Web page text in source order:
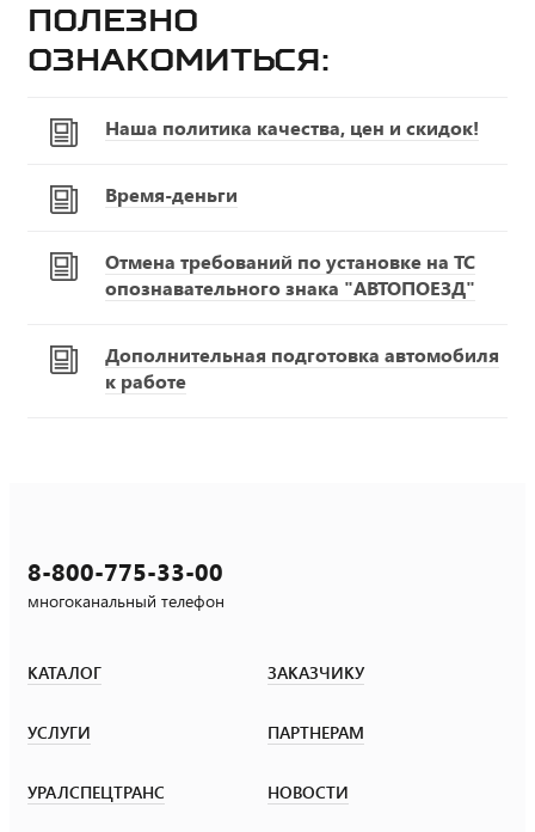
Полезно
ознакомиться:
Наша политика качества, цен и скидок!
Время-деньги
Отмена требований по установке на ТС
опознавательного знака "АВТОПОЕЗД"
Дополнительная подготовка автомобиля
к работе
8-800-775-33-00
многоканальный телефон
КАТАЛОГ ЗАКАЗЧИКУ
УСЛУГИ ПАРТНЕРАМ
УРАЛСПЕЦТРАНС НОВОСТИ